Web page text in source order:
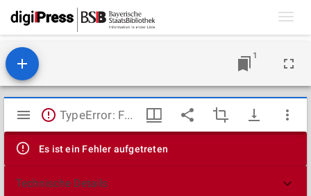
1
Mirador
Viewer
TypeError: Failed to fetch
Es ist ein Fehler aufgetreten
Technische Details